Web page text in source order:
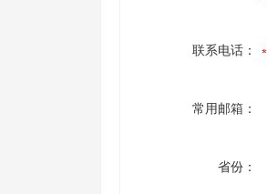
联系电话：
常用邮箱：
省份：